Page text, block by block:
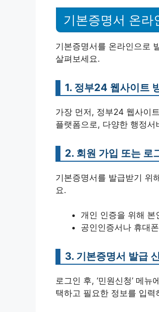
기본증명서 온라
기본증명서를 온라인으로
살펴보세요.
1. 정부24 웹사이트
가장 먼저, 정부24 웹사이
플랫폼으로, 다양한 행정
2. 회원 가입 또는 로
기본증명서를 발급받기 위
요.
개인 인증을 위해
공인인증서나 휴대
3. 기본증명서 발급
로그인 후, ‘민원신청’ 메
택하고 필요한 정보를 입력